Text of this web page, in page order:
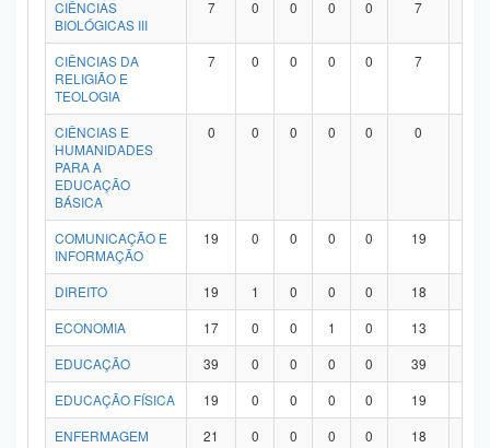
CIÊNCIAS
BIOLÓGICAS III
7 0 0 0 0 7
CIÊNCIAS DA
RELIGIÃO E
TEOLOGIA
7 0 0 0 0 7
CIÊNCIAS E
HUMANIDADES
PARA A
EDUCAÇÃO
BÁSICA
0 0 0 0 0 0
COMUNICAÇÃO E
INFORMAÇÃO
19 0 0 0 0 19
DIREITO 19 1 0 0 0 18
ECONOMIA
17 0 0 1 0 13
EDUCAÇÃO
39 0 0 0 0 39
EDUCAÇÃO FÍSICA
19 0 0 0 0 19
ENFERMAGEM
21 0 0 0 0 18